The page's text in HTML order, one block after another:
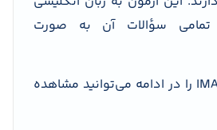
تمامی سؤالات آن به صورت
ساختار کلی آزمون IMAT را در ادامه می‌توانید مشاهده